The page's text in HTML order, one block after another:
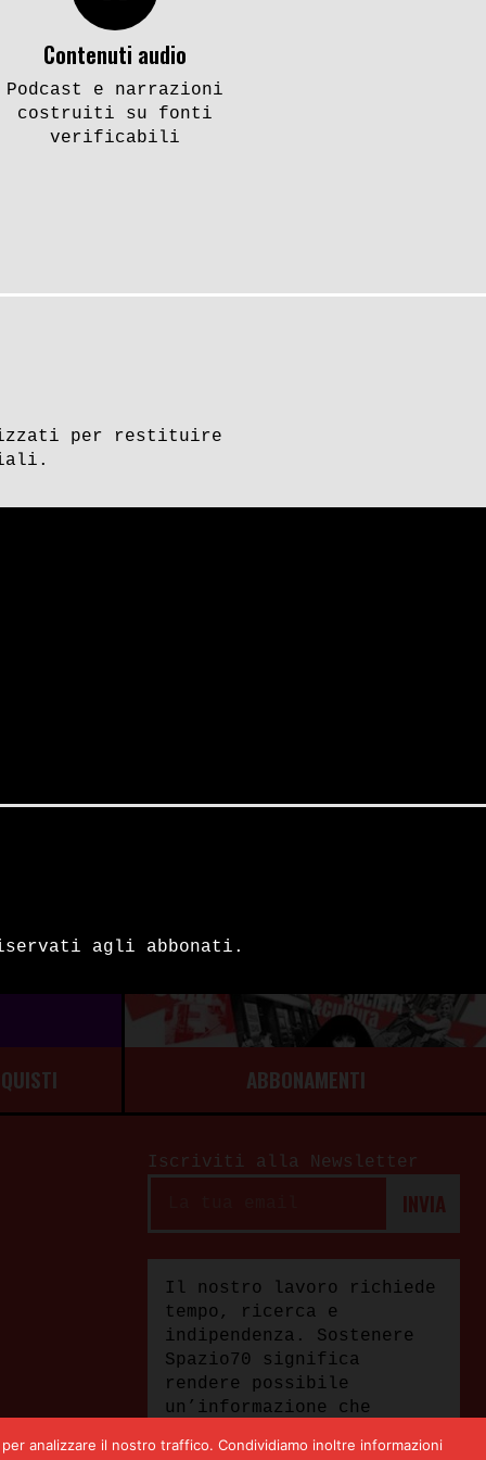
di
Archivi Stasi. I rapimenti
Schleyer e Moro a
confronto
Paese
a
Tutto auto, dacia e
ABBONAMENTI
Iscriviti alla Newsletter
Il nostro lavoro richiede
tempo, ricerca e
indipendenza. Sostenere
Spazio70 significa
rendere possibile
un’informazione che
dipendenze e scorciatoie,
analizzare il nostro traffico. Condividiamo inoltre informazioni
Contenuti audio
Podcast e narrazioni
costruiti su fonti
verificabili
per restituire
agli abbonati.